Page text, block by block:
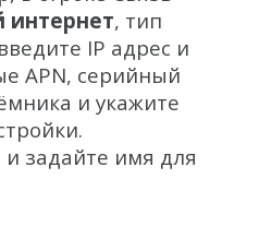
, тип
IP адрес и
APN, серийный
и укажите
и задайте имя для